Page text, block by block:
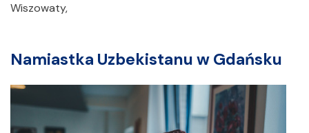
Wiszowaty,
Namiastka Uzbekistanu w Gdańsku